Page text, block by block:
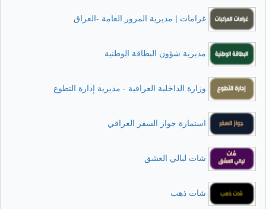
غرامات | مديرية المرور العامة -العراق
مديرية شؤون البطاقة الوطنية
وزارة الداخلية العراقية - مديرية إدارة التطوع
استمارة جواز السفر العراقي
شات ليالي العشق
شات ذهب